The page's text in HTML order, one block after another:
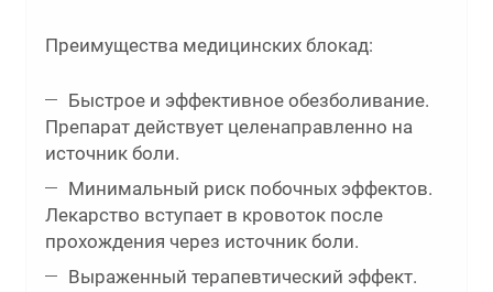
Преимущества медицинских блокад:
Быстрое и эффективное обезболивание.
Препарат действует целенаправленно на
источник боли.
Минимальный риск побочных эффектов.
Лекарство вступает в кровоток после
прохождения через источник боли.
Выраженный терапевтический эффект.